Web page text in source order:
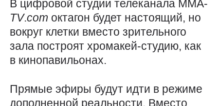
В цифровой студии телеканала ММА-
TV.com октагон будет настоящий, но
вокруг клетки вместо зрительного
зала построят хромакей-студию, как
в кинопавильонах.
Прямые эфиры будут идти в режиме
дополненной реальности. Вместо